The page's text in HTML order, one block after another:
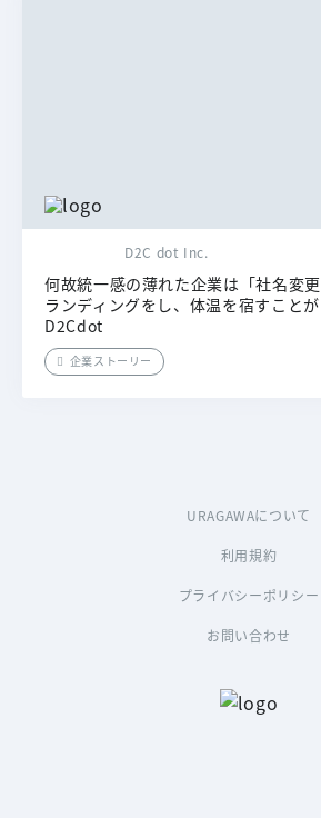
D2C dot Inc.
何故統一感の薄れた企業は「社名変
ランディングをし、体温を宿すことが
D2Cdot
企業ストーリー
URAGAWAについて
利用規約
プライバシーポリシー
お問い合わせ